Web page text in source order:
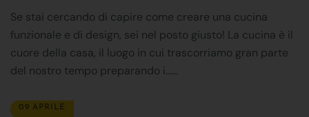
Se stai cercando di capire come creare una cucina
funzionale e di design, sei nel posto giusto! La cucina è il
cuore della casa, il luogo in cui trascorriamo gran parte
del nostro tempo preparando i......
09 APRILE